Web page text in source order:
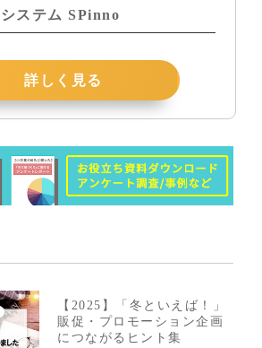
ステム SPinno
詳しく見る
【2025】「冬といえば！」
販促・プロモーション企画
につながるヒント集